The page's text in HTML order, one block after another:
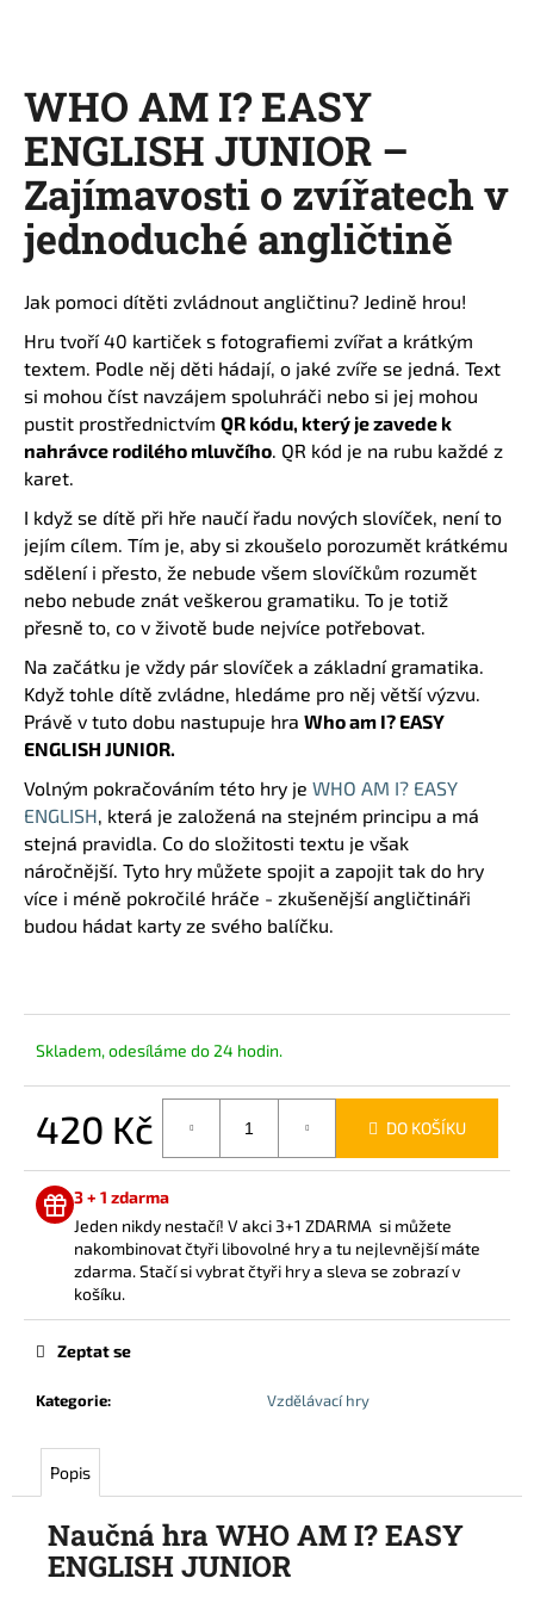
WHO AM I? EASY
ENGLISH JUNIOR –
Zajímavosti o zvířatech v
jednoduché angličtině
Jak pomoci dítěti zvládnout angličtinu? Jedině hrou!
Hru tvoří 40 kartiček s fotografiemi zvířat a krátkým
textem. Podle něj děti hádají, o jaké zvíře se jedná. Text
si mohou číst navzájem spoluhráči nebo si jej mohou
pustit prostřednictvím QR kódu, který je zavede k
nahrávce rodilého mluvčího . QR kód je na rubu každé z
karet.
I když se dítě při hře naučí řadu nových slovíček, není to
jejím cílem. Tím je, aby si zkoušelo porozumět krátkému
sdělení i přesto, že nebude všem slovíčkům rozumět
nebo nebude znát veškerou gramatiku. To je totiž
přesně to, co v životě bude nejvíce potřebovat.
Na začátku je vždy pár slovíček a základní gramatika.
Když tohle dítě zvládne, hledáme pro něj větší výzvu.
Právě v tuto dobu nastupuje hra Who am I? EASY
ENGLISH JUNIOR.
Volným pokračováním této hry je WHO AM I? EASY
ENGLISH , která je založená na stejném principu a má
stejná pravidla. Co do složitosti textu je však
náročnější. Tyto hry můžete spojit a zapojit tak do hry
více i méně pokročilé hráče - zkušenější angličtináři
budou hádat karty ze svého balíčku.
Skladem, odesíláme do 24 hodin.
420 Kč DO KOŠÍKU
3 + 1 zdarma
Jeden nikdy nestačí! V akci 3+1 ZDARMA si můžete
nakombinovat čtyři libovolné hry a tu nejlevnější máte
zdarma. Stačí si vybrat čtyři hry a sleva se zobrazí v
košíku.
Kategorie: Vzdělávací hry
Zeptat se
Popis
Naučná hra WHO AM I? EASY
ENGLISH JUNIOR
í
t
?
D
o
p
o
r
u
č
u
j
e
m
e